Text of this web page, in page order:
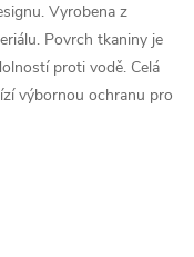
Vyrobena z
Povrch tkaniny je
proti vodě. Celá
výbornou ochranu pro